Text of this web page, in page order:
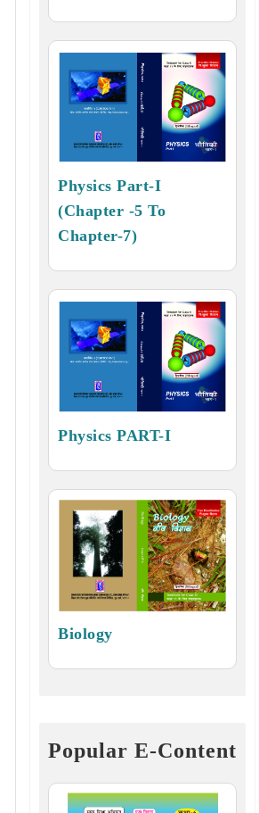
Physics Part-I
(Chapter -5 To
Chapter-7)
Physics PART-I
Biology
Popular E-Content